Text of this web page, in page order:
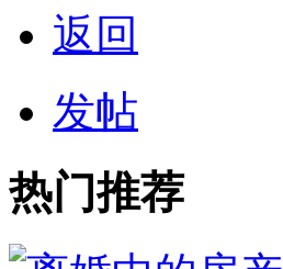
返回
发帖
热门推荐